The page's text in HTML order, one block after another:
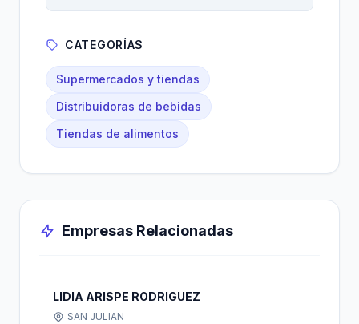
CATEGORÍAS
Supermercados y tiendas
Distribuidoras de bebidas
Tiendas de alimentos
Empresas Relacionadas
LIDIA ARISPE RODRIGUEZ
SAN JULIAN